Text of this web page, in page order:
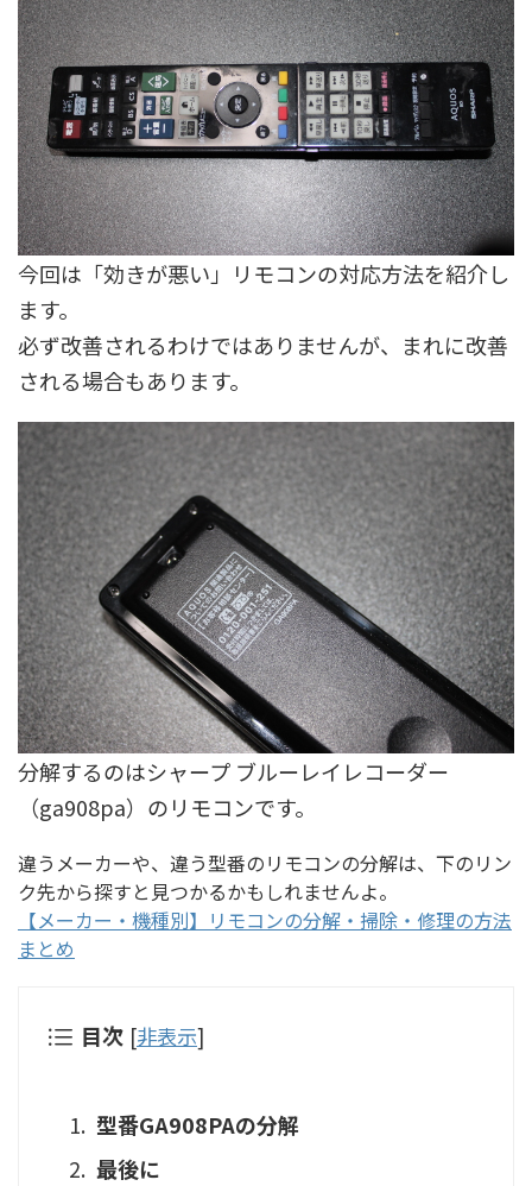
今回は「効きが悪い」リモコンの対応方法を紹介し
ます。
必ず改善されるわけではありませんが、まれに改善
される場合もあります。
分解するのはシャープ ブルーレイレコーダー
（ga908pa）のリモコンです。
違うメーカーや、違う型番のリモコンの分解は、下のリン
ク先から探すと見つかるかもしれませんよ。
【メーカー・機種別】リモコンの分解・掃除・修理の方法
まとめ
目次 [非表示]
型番GA908PAの分解
最後に